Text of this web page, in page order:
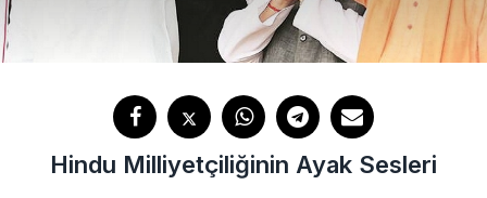
Hindu Milliyetçiliğinin Ayak Sesleri